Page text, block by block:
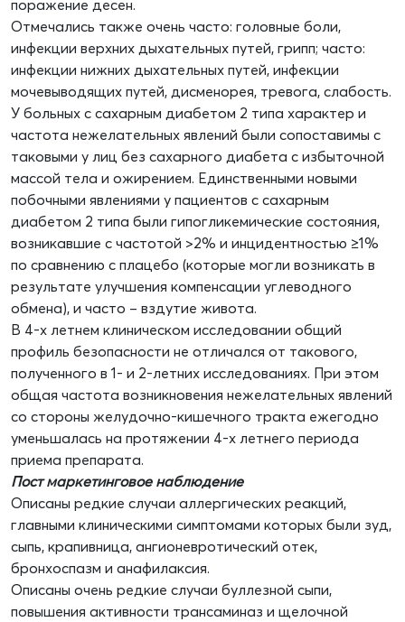
поражение десен.
Отмечались также очень часто: головные боли,
инфекции верхних дыхательных путей, грипп; часто:
инфекции нижних дыхательных путей, инфекции
мочевыводящих путей, дисменорея, тревога, слабость.
У больных с сахарным диабетом 2 типа характер и
частота нежелательных явлений были сопоставимы с
таковыми у лиц без сахарного диабета с избыточной
массой тела и ожирением. Единственными новыми
побочными явлениями у пациентов с сахарным
диабетом 2 типа были гипогликемические состояния,
возникавшие с частотой >2% и инцидентностью ≥1%
по сравнению с плацебо (которые могли возникать в
результате улучшения компенсации углеводного
обмена), и часто – вздутие живота.
В 4-х летнем клиническом исследовании общий
профиль безопасности не отличался от такового,
полученного в 1- и 2-летних исследованиях. При этом
общая частота возникновения нежелательных явлений
со стороны желудочно-кишечного тракта ежегодно
уменьшалась на протяжении 4-х летнего периода
приема препарата.
Пост маркетинговое наблюдение
Описаны редкие случаи аллергических реакций,
главными клиническими симптомами которых были зуд,
сыпь, крапивница, ангионевротический отек,
бронхоспазм и анафилаксия.
Описаны очень редкие случаи буллезной сыпи,
повышения активности трансаминаз и щелочной